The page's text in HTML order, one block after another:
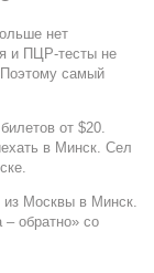
нет
и ПЦР-тесты не
Поэтому самый
от $20.
в Минск. Сел
из Москвы в Минск.
– обратно» со